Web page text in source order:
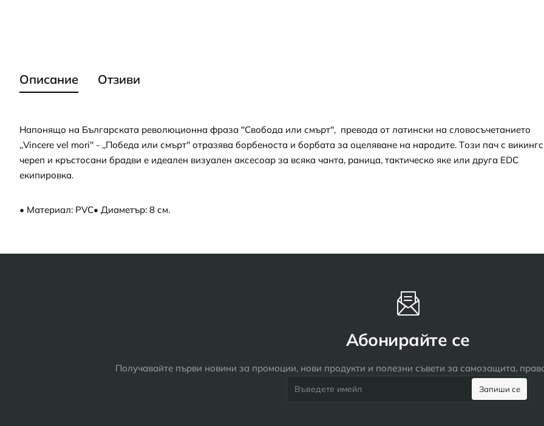
Описание Отзиви
Напонящо на Българската революционна фраза ''Свобода или смърт'', превода от латински на словосъчетанието
,,Vincere vel mori'' - ,,Победа или смърт'' oтразява борбеноста и борбата за оцеляване на народите. Tози пач с
череп и кръстосани брадви е идеален визуален аксесоар за всяка чанта, раница, тактическо яке или друга ЕDC
екипировка.
• Материал: PVC• Диаметър: 8 см.
Абонирайте се
Получавайте първи новини за промоции, нови продукти и полезни съвети за самозащита,
имейл
Запиши се